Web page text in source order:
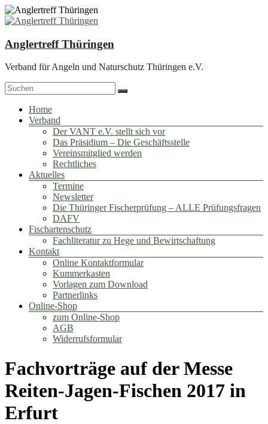
Zum
Inhalt
Anglertreff Thüringen
Verband für Angeln und Naturschutz Thüringen e.V.
Menü
Home
Verband
Der VANT e.V. stellt sich vor
Das Präsidium – Die Geschäftsstelle
Vereinsmitglied werden
Rechtliches
Aktuelles
Termine
Newsletter
Die Thüringer Fischerprüfung – ALLE Prüfungsfragen
DAFV
Fischartenschutz
Fachliteratur zu Hege und Bewirtschaftung
Kontakt
Online Kontaktformular
Kummerkasten
Vorlagen zum Download
Partnerlinks
Online-Shop
zum Online-Shop
AGB
Widerrufsformular
Fachvorträge auf der Messe
Reiten-Jagen-Fischen 2017 in
Erfurt